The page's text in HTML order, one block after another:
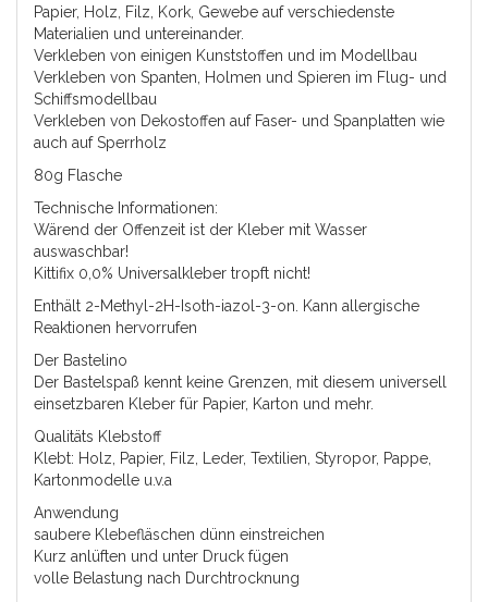
Papier, Holz, Filz, Kork, Gewebe auf verschiedenste
Materialien und untereinander.
Verkleben von einigen Kunststoffen und im Modellbau
Verkleben von Spanten, Holmen und Spieren im Flug- und
Schiffsmodellbau
Verkleben von Dekostoffen auf Faser- und Spanplatten wie
auch auf Sperrholz
80g Flasche
Technische Informationen:
Wärend der Offenzeit ist der Kleber mit Wasser
auswaschbar!
Kittifix 0,0% Universalkleber tropft nicht!
Enthält 2-Methyl-2H-Isoth-iazol-3-on. Kann allergische
Reaktionen hervorrufen
Der Bastelino
Der Bastelspaß kennt keine Grenzen, mit diesem universell
einsetzbaren Kleber für Papier, Karton und mehr.
Qualitäts Klebstoff
Klebt: Holz, Papier, Filz, Leder, Textilien, Styropor, Pappe,
Kartonmodelle u.v.a
Anwendung
saubere Klebefläschen dünn einstreichen
Kurz anlüften und unter Druck fügen
volle Belastung nach Durchtrocknung